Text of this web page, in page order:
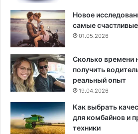
Новое
самые
01.05.2026
Сколько времени
получить
реальный опыт
19.04.2026
Как выбрать
для комбайнов и
техники